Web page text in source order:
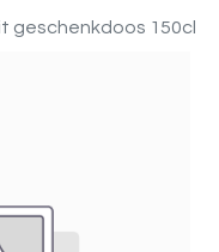
geschenkdoos 150cl